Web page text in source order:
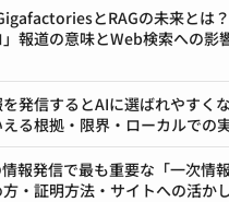
とRAGの未来とは
報道の意味とWeb検索への影
発信するとAIに選ばれやすく
る根拠・限界・ローカルでの
報発信で最も重要な「一次情
・証明方法・サイトへの活か